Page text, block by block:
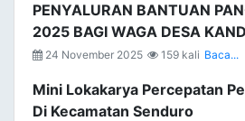
PENYALURAN BANTUAN
2025 BAGI WAGA DESA
24 November 2025 159 kali Baca...
Mini Lokakarya Percepatan
Di Kecamatan Senduro